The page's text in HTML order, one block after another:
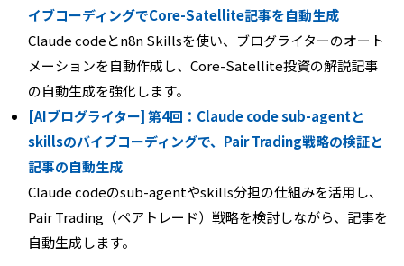
イブコーディングでCore-Satellite記事を自動生成
Claude codeとn8n Skillsを使い、ブログライターのオート
メーションを自動作成し、Core-Satellite投資の解説記事
の自動生成を強化します。
[AIブログライター] 第4回：Claude code sub-agentと
skillsのバイブコーディングで、Pair Trading戦略の検証と
記事の自動生成
Claude codeのsub-agentやskills分担の仕組みを活用し、
Pair Trading（ペアトレード）戦略を検討しながら、記事を
自動生成します。